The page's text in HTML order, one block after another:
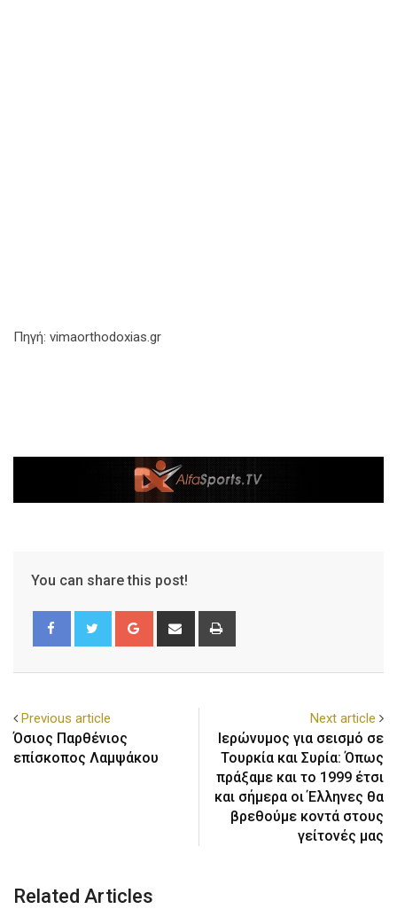
Πηγή: vimaorthodoxias.gr
You can share this post!
Previous article
Όσιος Παρθένιος
επίσκοπος Λαμψάκου
Next article
Ιερώνυμος για σεισμό σε
Τουρκία και Συρία: Όπως
πράξαμε και το 1999 έτσι
και σήμερα οι Έλληνες θα
βρεθούμε κοντά στους
γείτονές μας
Related Articles